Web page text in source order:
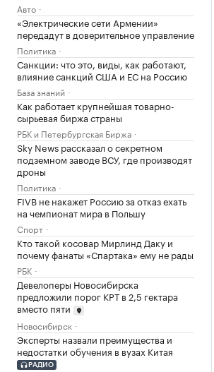
Авто
«Электрические сети Армении»
передадут в доверительное управление
Политика
Санкции: что это, виды, как работают,
влияние санкций США и ЕС на Россию
База знаний
Как работает крупнейшая товарно-
сырьевая биржа страны
РБК и Петербургская Биржа
Sky News рассказал о секретном
подземном заводе ВСУ, где производят
дроны
Политика
FIVB не накажет Россию за отказ ехать
на чемпионат мира в Польшу
Спорт
Кто такой косовар Мирлинд Даку и
почему фанаты «Спартака» ему не рады
РБК
Девелоперы Новосибирска
предложили порог КРТ в 2,5 гектара
вместо пяти
Новосибирск
Эксперты назвали преимущества и
недостатки обучения в вузах Китая
РАДИО